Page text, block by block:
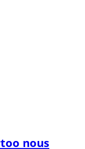
nous